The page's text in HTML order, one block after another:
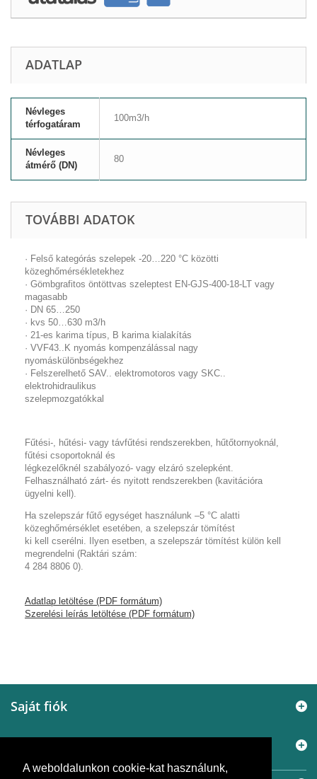
A weboldalunkon cookie-kat használunk,
ADATLAP
Névleges
térfogatáram
100m3/h
Névleges
átmérő (DN)
80
TOVÁBBI ADATOK
· Felső kategórás szelepek -20…220 °C közötti
közeghőmérsékletekhez
· Gömbgrafitos öntöttvas szeleptest EN-GJS-400-18-LT vagy
magasabb
· DN 65…250
· kvs 50…630 m3/h
· 21-es karima típus, B karima kialakítás
· VVF43..K nyomás kompenzálással nagy
nyomáskülönbségekhez
· Felszerelhető SAV.. elektromotoros vagy SKC..
elektrohidraulikus
szelepmozgatókkal
Fűtési-, hűtési- vagy távfűtési rendszerekben, hűtőtornyoknál,
fűtési csoportoknál és
légkezelőknél szabályozó- vagy elzáró szelepként.
Felhasználható zárt- és nyitott rendszerekben (kavitációra
ügyelni kell).
Ha szelepszár fűtő egységet használunk –5 °C alatti
közeghőmérséklet esetében, a szelepszár tömítést
ki kell cserélni. Ilyen esetben, a szelepszár tömítést külön kell
megrendelni (Raktári szám:
4 284 8806 0).
Adatlap letöltése (PDF formátum)
Szerelési leírás letöltése (PDF formátum)
Saját fiók